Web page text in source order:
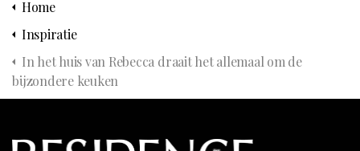
Home
Inspiratie
In het huis van Rebecca draait het allemaal om de
bijzondere keuken